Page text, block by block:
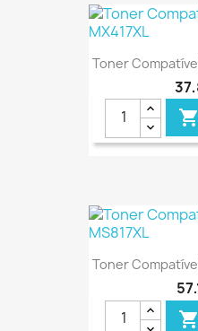
Toner

Toner
